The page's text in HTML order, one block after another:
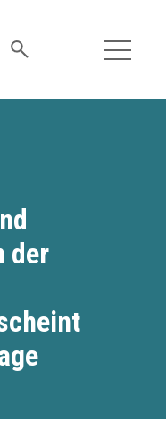
der